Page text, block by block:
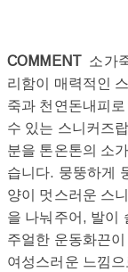
COMMENT 소가
리함이 매력적인
죽과 천연돈내피
수 있는 스니커즈
분을 톤온톤의 소
습니다. 뭉뚱하게
양이 멋스러운 스
을 나눠주어, 발이
주얼한 운동화끈
여성스러운 느낌